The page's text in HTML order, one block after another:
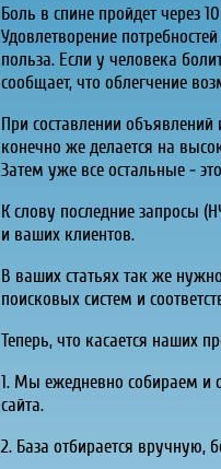
Боль в спине пройдет через
Удовлетворение
польза. Если у человека
сообщает, что облегчение
При составлении
конечно же делается на
Затем уже все остальные -
К слову последние запросы
и ваших клиентов.
В ваших статьях так же
поисковых систем и
Теперь, что касается наших
1. Мы ежедневно собираем и
сайта.
2. База отбирается вручную,